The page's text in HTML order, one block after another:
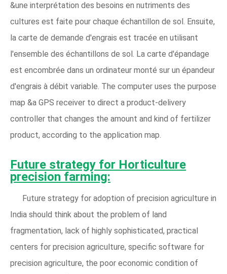
&une interprétation des besoins en nutriments des
cultures est faite pour chaque échantillon de sol. Ensuite,
la carte de demande d'engrais est tracée en utilisant
l'ensemble des échantillons de sol. La carte d'épandage
est encombrée dans un ordinateur monté sur un épandeur
d'engrais à débit variable. The computer uses the purpose
map &a GPS receiver to direct a product-delivery
controller that changes the amount and kind of fertilizer
product, according to the application map.
Future strategy for Horticulture
precision farming:
Future strategy for adoption of precision agriculture in
India should think about the problem of land
fragmentation, lack of highly sophisticated, practical
centers for precision agriculture, specific software for
precision agriculture, the poor economic condition of